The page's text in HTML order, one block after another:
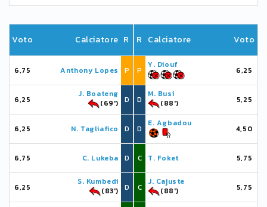
Voto Calciatore R
6,75 Anthony Lopes P
6,25
J. Boateng
(69')
D
6,25 N. Tagliafico D
6,75 C. Lukeba D
6,25
S. Kumbedi
(83')
D
R Calciatore Voto
P
Y. Diouf
6,25
D
M. Busi
(88')
5,25
D
E. Agbadou
4,50
C T. Foket 5,75
C
J. Cajuste
(88')
5,75